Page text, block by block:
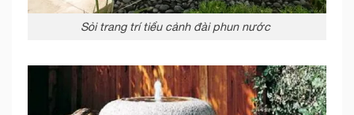
Sỏi trang trí tiểu cảnh đài phun nước